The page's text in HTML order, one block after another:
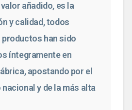
añadido, es la
y calidad, todos
han sido
íntegramente en
apostando por el
y de la más alta